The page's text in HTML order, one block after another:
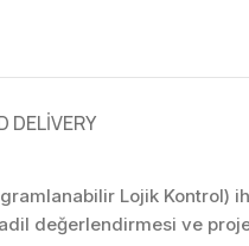
DELIVERY
Lojik Kontrol)
değerlendirmesi ve